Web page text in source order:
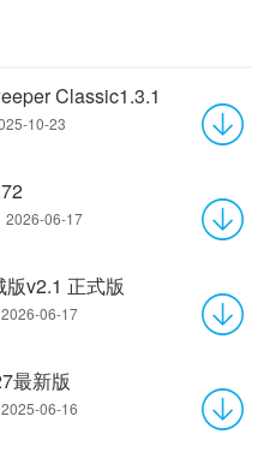
Classic1.3.1
10-23
2026-06-17
v2.1 正式版
2026-06-17
最新版
2025-06-16